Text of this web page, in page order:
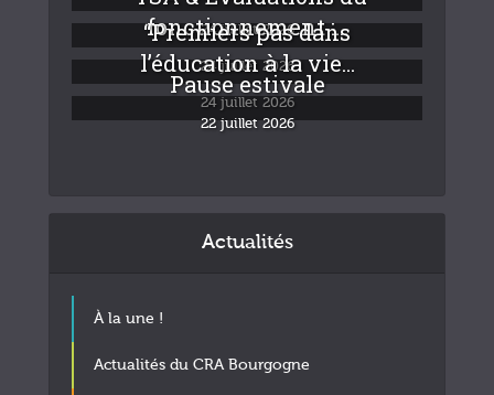
24 juillet 2026
fonctionnement :...
24 juillet 2026
“Premiers pas dans
l’éducation à la vie...
24 juillet 2026
Pause estivale
22 juillet 2026
Actualités
À la une !
Actualités du CRA Bourgogne